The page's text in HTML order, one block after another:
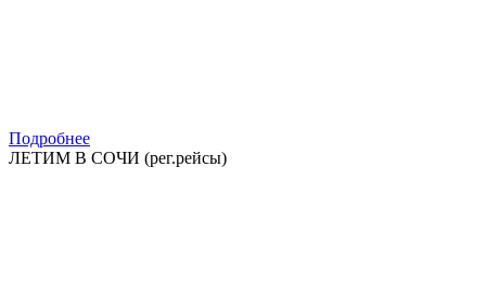
Подробнее
ЛЕТИМ В СОЧИ (рег.рейсы)